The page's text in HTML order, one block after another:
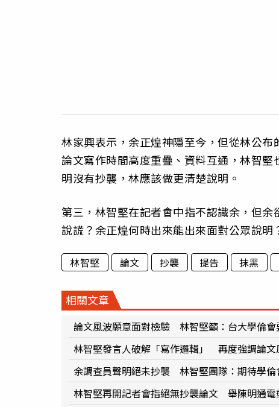
林家興表示，余正煌神隱至今，但從林公
論文寫作時間高度重疊、資料互通，林智
明沒有抄襲，林應該做更清楚說明。
第三，林智堅在記者會中指不認識余，但
說謊？余正煌何時出來能出來面對公眾說明
林智堅 論文 抄襲 提告 抹黑
相關文章
論文風波願意面對檢驗 林智堅籲：台大學倫會
林智堅發言人破解「寫作邏輯」 再度強調論文
余調查員聲明絕未抄襲 林智堅團隊：期待學倫
林智堅再開記者會指絕無抄襲論文 舉陳明通電